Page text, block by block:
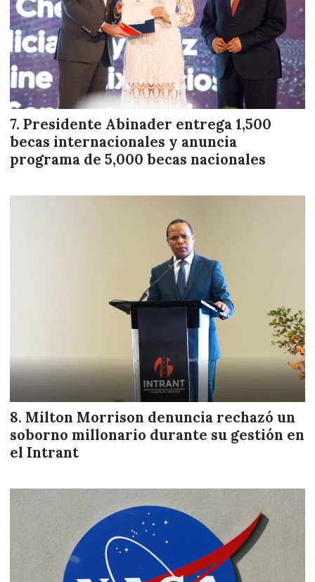
Presidente Abinader entrega 1,500
becas internacionales y anuncia
programa de 5,000 becas nacionales
Milton Morrison denuncia rechazó un
soborno millonario durante su gestión en
el Intrant